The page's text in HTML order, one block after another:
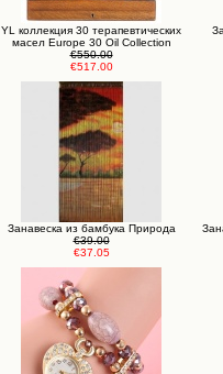
YL коллекция 30 терапевтических
масел Europe 30 Oil Collection
€550.00
€517.00
Занавеска из бамбука Природа
€39.00
€37.05